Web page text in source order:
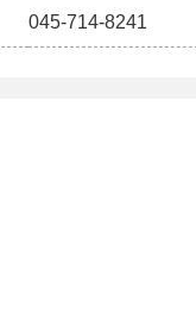
045-714-8241